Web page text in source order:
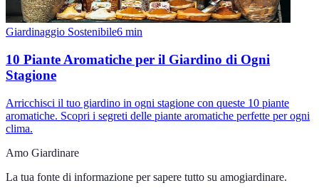
Giardinaggio Sostenibile6 min
10 Piante Aromatiche per il Giardino di Ogni
Stagione
Arricchisci il tuo giardino in ogni stagione con queste 10 piante
aromatiche. Scopri i segreti delle piante aromatiche perfette per ogni
clima.
Amo Giardinare
La tua fonte di informazione per sapere tutto su amogiardinare.